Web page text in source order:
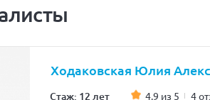
Ходаковская Юлия
Стаж: 12 лет 4.9 из 5 4